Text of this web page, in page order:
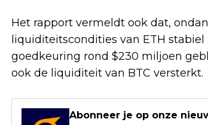
Het rapport vermeldt ook dat,
liquiditeitscondities van ETH
goedkeuring rond $230 miljoen
ook de liquiditeit van BTC versterkt.
Abonneer je op onze